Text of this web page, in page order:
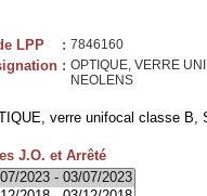
LPP : 7846160
: OPTIQUE, VERRE
NEOLENS
verre unifocal classe B,
J.O. et Arrêté